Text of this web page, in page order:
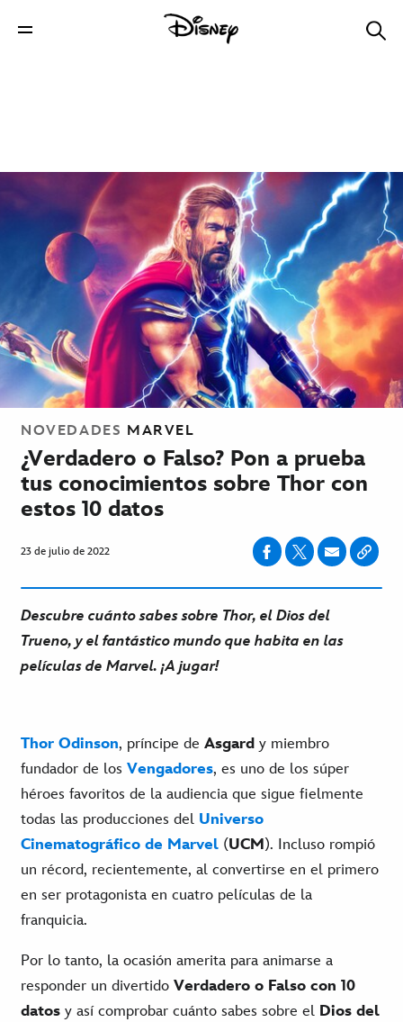
NOVEDADES MARVEL
¿Verdadero o Falso? Pon a prueba
tus conocimientos sobre Thor con
estos 10 datos
23 de julio de 2022
Descubre cuánto sabes sobre Thor, el Dios del
Trueno, y el fantástico mundo que habita en las
películas de Marvel. ¡A jugar!
Thor Odinson, príncipe de Asgard y miembro
fundador de los Vengadores, es uno de los súper
héroes favoritos de la audiencia que sigue fielmente
todas las producciones del Universo
Cinematográfico de Marvel (UCM). Incluso rompió
un récord, recientemente, al convertirse en el primero
en ser protagonista en cuatro películas de la
franquicia.
Por lo tanto, la ocasión amerita para animarse a
responder un divertido Verdadero o Falso con 10
datos y así comprobar cuánto sabes sobre el Dios del